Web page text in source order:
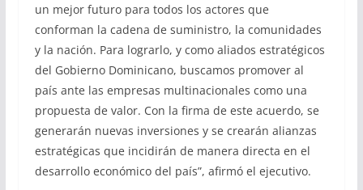
un mejor futuro para todos los actores que
conforman la cadena de suministro, la comunidades
y la nación. Para lograrlo, y como aliados estratégicos
del Gobierno Dominicano, buscamos promover al
país ante las empresas multinacionales como una
propuesta de valor. Con la firma de este acuerdo, se
generarán nuevas inversiones y se crearán alianzas
estratégicas que incidirán de manera directa en el
desarrollo económico del país”, afirmó el ejecutivo.